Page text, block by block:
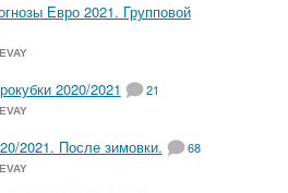
Евро 2021. Групповой
2020/2021 21
2021. После зимовки. 68